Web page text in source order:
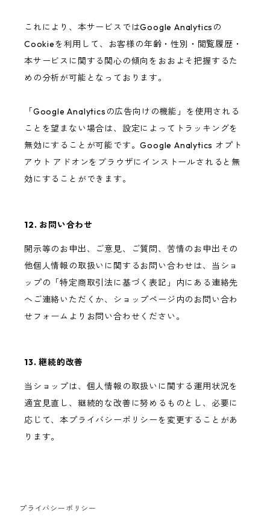
これにより、本サービスではGoogle Analyticsの
Cookieを利用して、お客様の年齢・性別・閲覧履歴・
本サービスに関する関心の傾向をおおよそ把握するた
めの分析が可能となっております。
「Google Analyticsの広告向けの機能」を使用される
ことを望まない場合は、設定によってトラッキングを
無効にすることが可能です。Google Analytics オプト
アウト アドオンをブラウザにインストールされると無
効にすることができます。
12. お問い合わせ
開示等のお申出、ご意見、ご質問、苦情のお申出その
他個人情報の取扱いに関するお問い合わせは、当ショ
ップの「特定商取引法に基づく表記」内にある連絡先
へご連絡いただくか、ショップページ内のお問い合わ
せフォームよりお問い合わせください。
13. 継続的改善
当ショップは、個人情報の取扱いに関する運用状況を
適宜見直し、継続的な改善に努めるものとし、必要に
応じて、本プライバシーポリシーを変更することがあ
ります。
プライバシーポリシー